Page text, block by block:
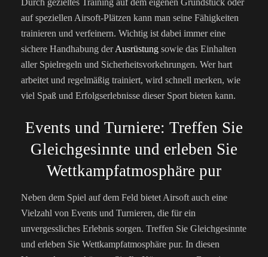
auf speziellen Airsoft-Plätzen kann man seine Fähigkeiten
trainieren und verfeinern. Wichtig ist dabei immer eine
sichere Handhabung derAusrüstung sowie das Einhalten
aller Spielregeln und Sicherheitsvorkehrungen. Wer hart
arbeitet und regelmäßig trainiert, wird schnell merken, wie
viel Spaß und Erfolgserlebnisse dieser Sport bieten kann.
Events und Turniere: Treffen Sie
Gleichgesinnte und erleben Sie
Wettkampfatmosphäre pur
Neben dem Spiel auf dem Feld bietet Airsoft auch eine
Vielzahl von Events und Turnieren, die für ein
unvergessliches Erlebnis sorgen. Treffen Sie Gleichgesinnte
und erleben Sie Wettkampfatmosphäre pur. In diesen